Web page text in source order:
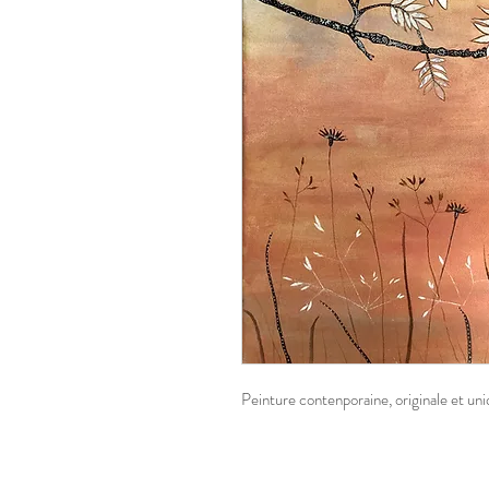
Peinture contenporaine, originale et